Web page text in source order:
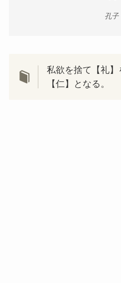
孔子
私欲を捨て【礼
【仁】となる。